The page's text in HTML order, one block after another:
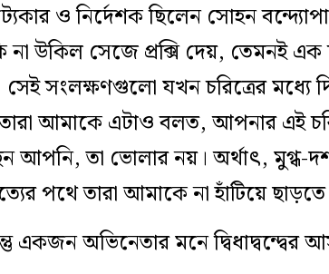
ও নির্দেশক ছিলেন সোহন
না উকিল সেজে প্রক্সি দেয়, তেমনই
সেই সংলক্ষণগুলো যখন চরিত্রের
আমাকে এটাও বলত, আপনার এই
আপনি, তা ভোলার নয়। অর্থাৎ, মুগ্ধ-
পথে তারা আমাকে না হাঁটিয়ে
একজন অভিনেতার মনে